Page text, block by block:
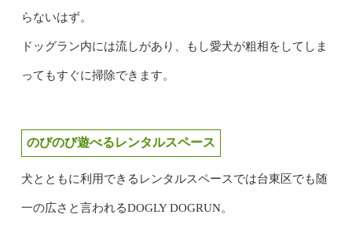
らないはず。
ドッグラン内には流しがあり、もし愛犬が粗相をしてしま
ってもすぐに掃除できます。
のびのび遊べるレンタルスペース
犬とともに利用できるレンタルスペースでは台東区でも随
一の広さと言われるDOGLY DOGRUN。